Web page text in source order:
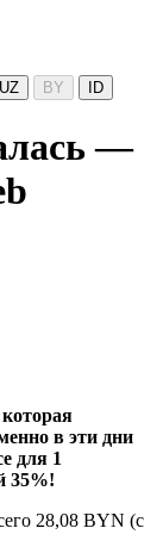
UZ BY ID
—
в эти дни
для 1
35%!
28,08 BYN (с